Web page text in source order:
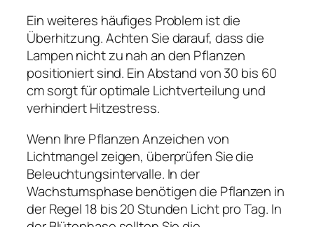
Ein weiteres häufiges Problem ist die
Überhitzung. Achten Sie darauf, dass die
Lampen nicht zu nah an den Pflanzen
positioniert sind. Ein Abstand von 30 bis 60
cm sorgt für optimale Lichtverteilung und
verhindert Hitzestress.
Wenn Ihre Pflanzen Anzeichen von
Lichtmangel zeigen, überprüfen Sie die
Beleuchtungsintervalle. In der
Wachstumsphase benötigen die Pflanzen in
der Regel 18 bis 20 Stunden Licht pro Tag. In